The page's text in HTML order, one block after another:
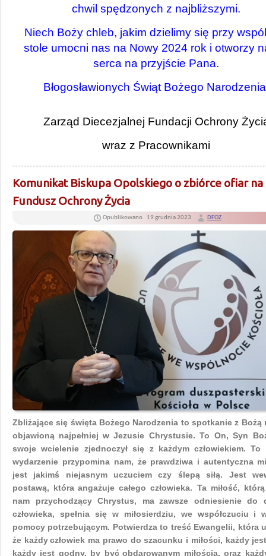
chwil spędzonych z najbliższymi.
Niech Boży chleb, jakim dzielimy się przy
stole umocni nas na Nowy 2024 rok i otworzy
serca na przyjście Pana.
Błogosławionych Świąt Bożego
Zarząd Diecezjalnej Fundacji Ochrony
wraz z Pracownikami
Komunikat Biskupa Opolskiego o zbiórce ofiar na
Fundusz Ochrony Życia
Opublikowano 19 grudnia 2023 DFOZ
Zbliżające się święta Bożego Narodzenia to spotkanie z Bożą
objawioną najpełniej w Jezusie Chrystusie. To On, Syn
swoje wcielenie zjednoczył się z każdym człowiekiem. To
wydarzenie przypomina nam, że prawdziwa i autentyczna
jest jakimś niejasnym uczuciem czy ślepą siłą. Jest
postawą, która angażuje całego człowieka. Ta miłość,
nam przychodzący Chrystus, ma zawsze odniesienie do
człowieka, spełnia się w miłosierdziu, we współczuciu
i
pomocy potrzebującym. Potwierdza to treść Ewangelii, która
że każdy człowiek ma prawo do szacunku i miłości, każdy
każdy jest godny, by być obdarowanym miłością, oraz